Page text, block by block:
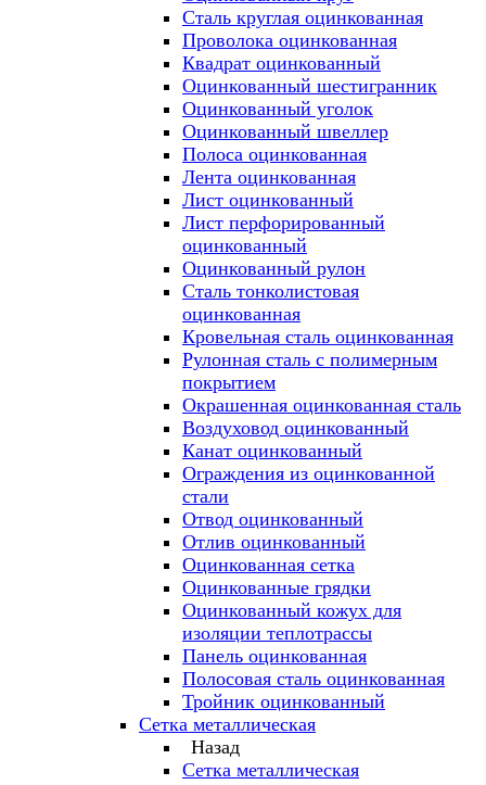
Сталь круглая оцинкованная
Проволока оцинкованная
Квадрат оцинкованный
Оцинкованный шестигранник
Оцинкованный уголок
Оцинкованный швеллер
Полоса оцинкованная
Лента оцинкованная
Лист оцинкованный
Лист перфорированный
оцинкованный
Оцинкованный рулон
Сталь тонколистовая
оцинкованная
Кровельная сталь оцинкованная
Рулонная сталь с полимерным
покрытием
Окрашенная оцинкованная сталь
Воздуховод оцинкованный
Канат оцинкованный
Ограждения из оцинкованной
стали
Отвод оцинкованный
Отлив оцинкованный
Оцинкованная сетка
Оцинкованные грядки
Оцинкованный кожух для
изоляции теплотрассы
Панель оцинкованная
Полосовая сталь оцинкованная
Тройник оцинкованный
Сетка металлическая
Назад
Сетка металлическая